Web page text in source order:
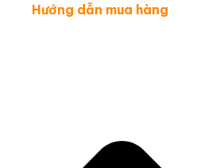
Hướng dẫn mua hàng